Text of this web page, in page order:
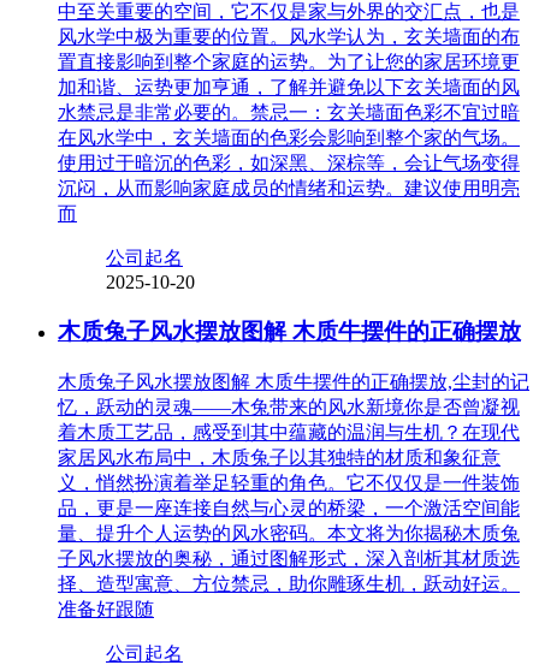
中至关重要的空间，它不仅是家与外界的交汇点，也是
风水学中极为重要的位置。风水学认为，玄关墙面的布
置直接影响到整个家庭的运势。为了让您的家居环境更
加和谐、运势更加亨通，了解并避免以下玄关墙面的风
水禁忌是非常必要的。禁忌一：玄关墙面色彩不宜过暗
在风水学中，玄关墙面的色彩会影响到整个家的气场。
使用过于暗沉的色彩，如深黑、深棕等，会让气场变得
沉闷，从而影响家庭成员的情绪和运势。建议使用明亮
而
公司起名
2025-10-20
木质兔子风水摆放图解 木质牛摆件的正确摆放
木质兔子风水摆放图解 木质牛摆件的正确摆放,尘封的记
忆，跃动的灵魂——木兔带来的风水新境你是否曾凝视
着木质工艺品，感受到其中蕴藏的温润与生机？在现代
家居风水布局中，木质兔子以其独特的材质和象征意
义，悄然扮演着举足轻重的角色。它不仅仅是一件装饰
品，更是一座连接自然与心灵的桥梁，一个激活空间能
量、提升个人运势的风水密码。本文将为你揭秘木质兔
子风水摆放的奥秘，通过图解形式，深入剖析其材质选
择、造型寓意、方位禁忌，助你雕琢生机，跃动好运。
准备好跟随
公司起名